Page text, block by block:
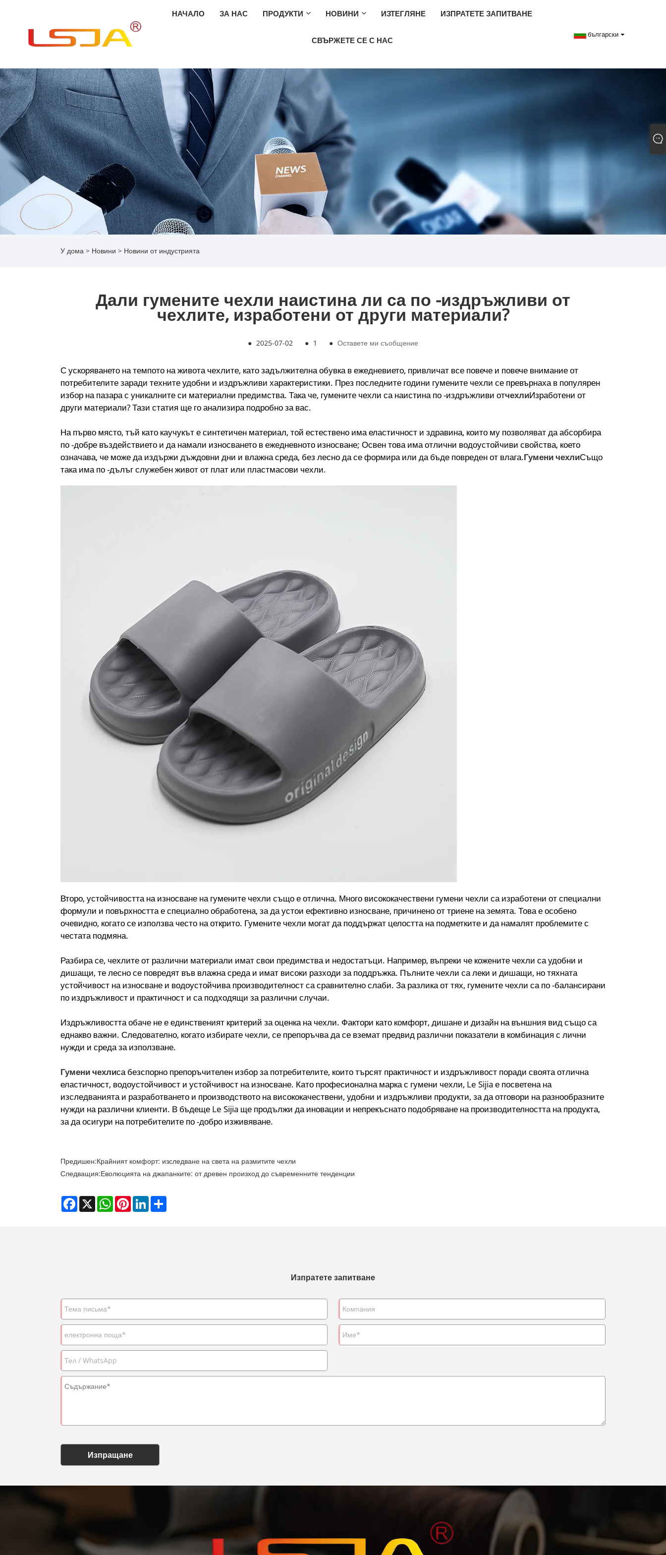
НАЧАЛО ЗА НАС ПРОДУКТИ НОВИНИ ИЗТЕГЛЯНЕ ИЗПРАТЕТЕ ЗАПИТВАНЕ
СВЪРЖЕТЕ СЕ С НАС
български
У дома > Новини > Новини от индустрията
Дали гумените чехли наистина ли са по -издръжливи от
чехлите, изработени от други материали?
● 2025-07-02 ● 1 ● Оставете ми съобщение
С ускоряването на темпото на живота чехлите, като задължителна обувка в ежедневието, привличат все повече и повече внимание от
потребителите заради техните удобни и издръжливи характеристики. През последните години гумените чехли се превърнаха в популярен
избор на пазара с уникалните си материални предимства. Така че, гумените чехли са наистина по -издръжливи отчехлиИзработени от
други материали? Тази статия ще го анализира подробно за вас.
На първо място, тъй като каучукът е синтетичен материал, той естествено има еластичност и здравина, които му позволяват да абсорбира
по -добре въздействието и да намали износването в ежедневното износване; Освен това има отлични водоустойчиви свойства, което
означава, че може да издържи дъждовни дни и влажна среда, без лесно да се формира или да бъде повреден от влага.Гумени чехлиСъщо
така има по -дълъг служебен живот от плат или пластмасови чехли.
Второ, устойчивостта на износване на гумените чехли също е отлична. Много висококачествени гумени чехли са изработени от специални
формули и повърхността е специално обработена, за да устои ефективно износване, причинено от триене на земята. Това е особено
очевидно, когато се използва често на открито. Гумените чехли могат да поддържат целостта на подметките и да намалят проблемите с
честата подмяна.
Разбира се, чехлите от различни материали имат свои предимства и недостатъци. Например, въпреки че кожените чехли са удобни и
дишащи, те лесно се повредят във влажна среда и имат високи разходи за поддръжка. Пълните чехли са леки и дишащи, но тяхната
устойчивост на износване и водоустойчива производителност са сравнително слаби. За разлика от тях, гумените чехли са по -балансирани
по издръжливост и практичност и са подходящи за различни случаи.
Издръжливостта обаче не е единственият критерий за оценка на чехли. Фактори като комфорт, дишане и дизайн на външния вид също са
еднакво важни. Следователно, когато избирате чехли, се препоръчва да се вземат предвид различни показатели в комбинация с лични
нужди и среда за използване.
Гумени чехлиса безспорно препоръчителен избор за потребителите, които търсят практичност и издръжливост поради своята отлична
еластичност, водоустойчивост и устойчивост на износване. Като професионална марка с гумени чехли, Le Sijia е посветена на
изследванията и разработването и производството на висококачествени, удобни и издръжливи продукти, за да отговори на разнообразните
нужди на различни клиенти. В бъдеще Le Sijia ще продължи да иновации и непрекъснато подобряване на производителността на продукта,
за да осигури на потребителите по -добро изживяване.
Предишен:Крайният комфорт: изследване на света на размитите чехли
Следващия:Еволюцията на джапанките: от древен произход до съвременните тенденции
Facebook
X WhatsAppPinterestLinkedIn
Изпратете запитване
Изпращане